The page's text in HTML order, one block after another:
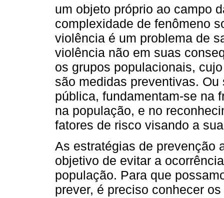
um objeto próprio ao campo
complexidade de fenômeno
violência é um problema de
violência não em suas
os grupos populacionais,
são medidas preventivas.
pública, fundamentam-se na
na população, e no
fatores de risco visando a
As estratégias de prevenção
objetivo de evitar a
população. Para que
prever, é preciso conhecer